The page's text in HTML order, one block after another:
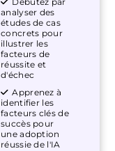
analyser des
études de cas
concrets pour
illustrer les
facteurs de
réussite et
d'échec
Apprenez à
identifier les
facteurs clés de
succès pour
une adoption
réussie de l'IA